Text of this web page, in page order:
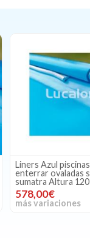
Gre
serie -
120 cm